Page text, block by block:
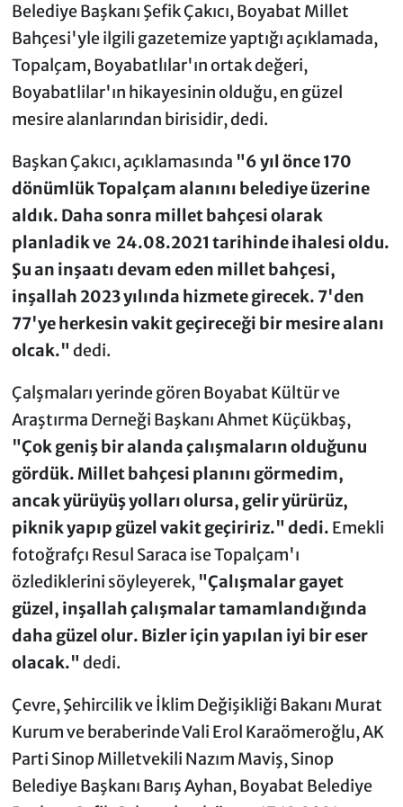
Belediye Başkanı Şefik Çakıcı, Boyabat Millet
Bahçesi'yle ilgili gazetemize yaptığı açıklamada,
Topalçam, Boyabatlılar'ın ortak değeri,
Boyabatlilar'ın hikayesinin olduğu, en güzel
mesire alanlarından birisidir, dedi.
Başkan Çakıcı, açıklamasında "6 yıl önce 170
dönümlük Topalçam alanını belediye üzerine
aldık. Daha sonra millet bahçesi olarak
planladik ve 24.08.2021 tarihinde ihalesi oldu.
Şu an inşaatı devam eden millet bahçesi,
inşallah 2023 yılında hizmete girecek. 7'den
77'ye herkesin vakit geçireceği bir mesire alanı
olcak."dedi.
Çalşmaları yerinde gören Boyabat Kültür ve
Araştırma Derneği Başkanı Ahmet Küçükbaş,
"Çok geniş bir alanda çalışmaların olduğunu
gördük. Millet bahçesi planını görmedim,
ancak yürüyüş yolları olursa, gelir yürürüz,
piknik yapıp güzel vakit geçiririz." dedi. Emekli
fotoğrafçı Resul Saraca ise Topalçam'ı
özlediklerini söyleyerek, "Çalışmalar gayet
güzel, inşallah çalışmalar tamamlandığında
daha güzel olur. Bizler için yapılan iyi bir eser
olacak."dedi.
Çevre, Şehircilik ve İklim Değişikliği Bakanı Murat
Kurum ve beraberinde Vali Erol Karaömeroğlu, AK
Parti Sinop Milletvekili Nazım Maviş, Sinop
Belediye Başkanı Barış Ayhan, Boyabat Belediye